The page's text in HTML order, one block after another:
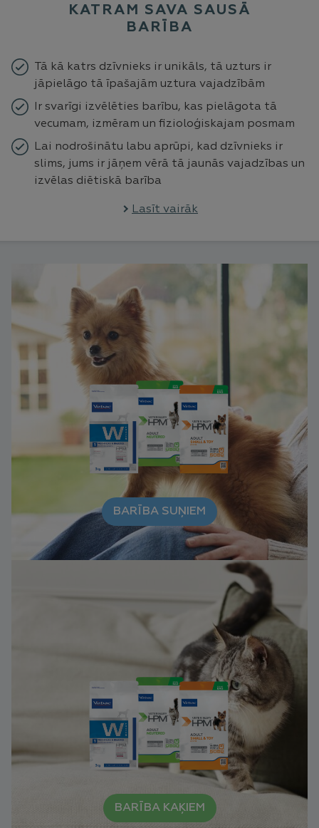
KATRAM SAVA SAUSĀ
BARĪBA
Tā kā katrs dzīvnieks ir unikāls, tā uzturs ir
jāpielāgo tā īpašajām uztura vajadzībām
Ir svarīgi izvēlēties barību, kas pielāgota tā
vecumam, izmēram un fizioloģiskajam posmam
Lai nodrošinātu labu aprūpi, kad dzīvnieks ir
slims, jums ir jāņem vērā tā jaunās vajadzības un
izvēlas diētiskā barība
Lasīt vairāk
BARĪBA SUŅIEM
BARĪBA KAĶIEM